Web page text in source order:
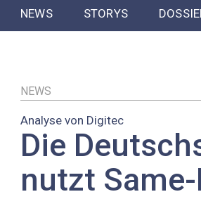
MAIN NAVIGATION
NEWS STORYS
EU-
NEWS
Analyse von Digitec
Die
nutzt Same-